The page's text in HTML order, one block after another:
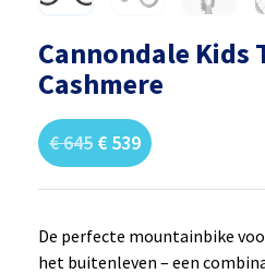
Cannondale Kids
Cashmere
€645 € 539
De perfecte mountainbike
het buitenleven – een